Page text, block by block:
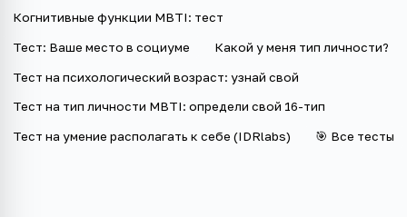
Когнитивные функции MBTI: тест
Тест: Ваше место в социуме Какой у меня тип личности?
Тест на психологический возраст: узнай свой
Тест на тип личности MBTI: определи свой 16-тип
Тест на умение располагать к себе (IDRlabs) 🎯 Все тесты